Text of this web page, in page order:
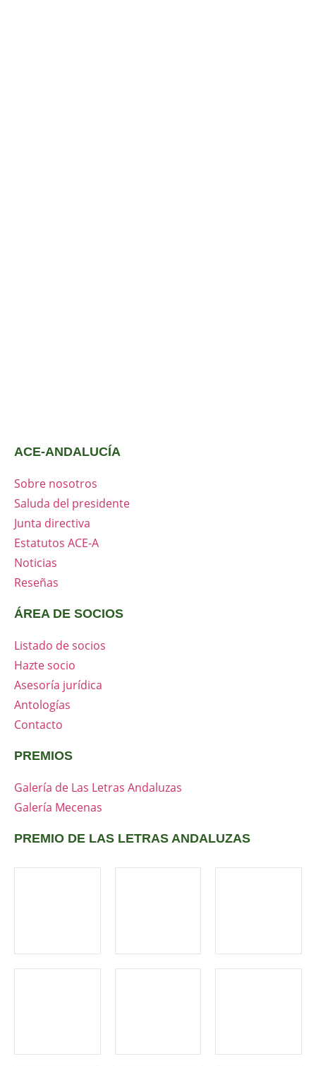
ACE-ANDALUCÍA
Sobre nosotros
Saluda del presidente
Junta directiva
Estatutos ACE-A
Noticias
Reseñas
ÁREA DE SOCIOS
Listado de socios
Hazte socio
Asesoría jurídica
Antologías
Contacto
PREMIOS
Galería de Las Letras Andaluzas
Galería Mecenas
PREMIO DE LAS LETRAS ANDALUZAS